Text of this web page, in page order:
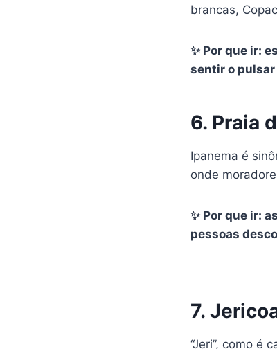
brancas,
✨ Por que ir:
sentir o
6. Praia
Ipanema é
onde
✨ Por que ir:
pessoas
7.
“Jeri”, como é